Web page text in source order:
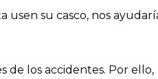
usen su casco, nos
de los accidentes. Por ello,